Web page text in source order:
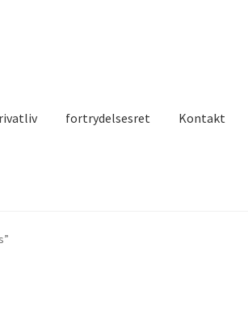
fortrydelsesret Kontakt